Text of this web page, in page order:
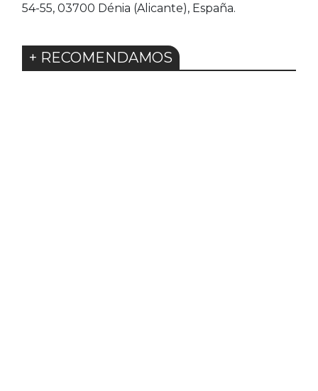
54-55, 03700 Dénia (Alicante), España.
+ RECOMENDAMOS